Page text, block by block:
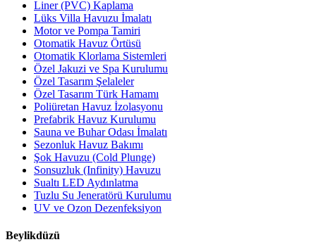
Liner (PVC) Kaplama
Lüks Villa Havuzu İmalatı
Motor ve Pompa Tamiri
Otomatik Havuz Örtüsü
Otomatik Klorlama Sistemleri
Özel Jakuzi ve Spa Kurulumu
Özel Tasarım Şelaleler
Özel Tasarım Türk Hamamı
Poliüretan Havuz İzolasyonu
Prefabrik Havuz Kurulumu
Sauna ve Buhar Odası İmalatı
Sezonluk Havuz Bakımı
Şok Havuzu (Cold Plunge)
Sonsuzluk (Infinity) Havuzu
Sualtı LED Aydınlatma
Tuzlu Su Jeneratörü Kurulumu
UV ve Ozon Dezenfeksiyon
Beylikdüzü